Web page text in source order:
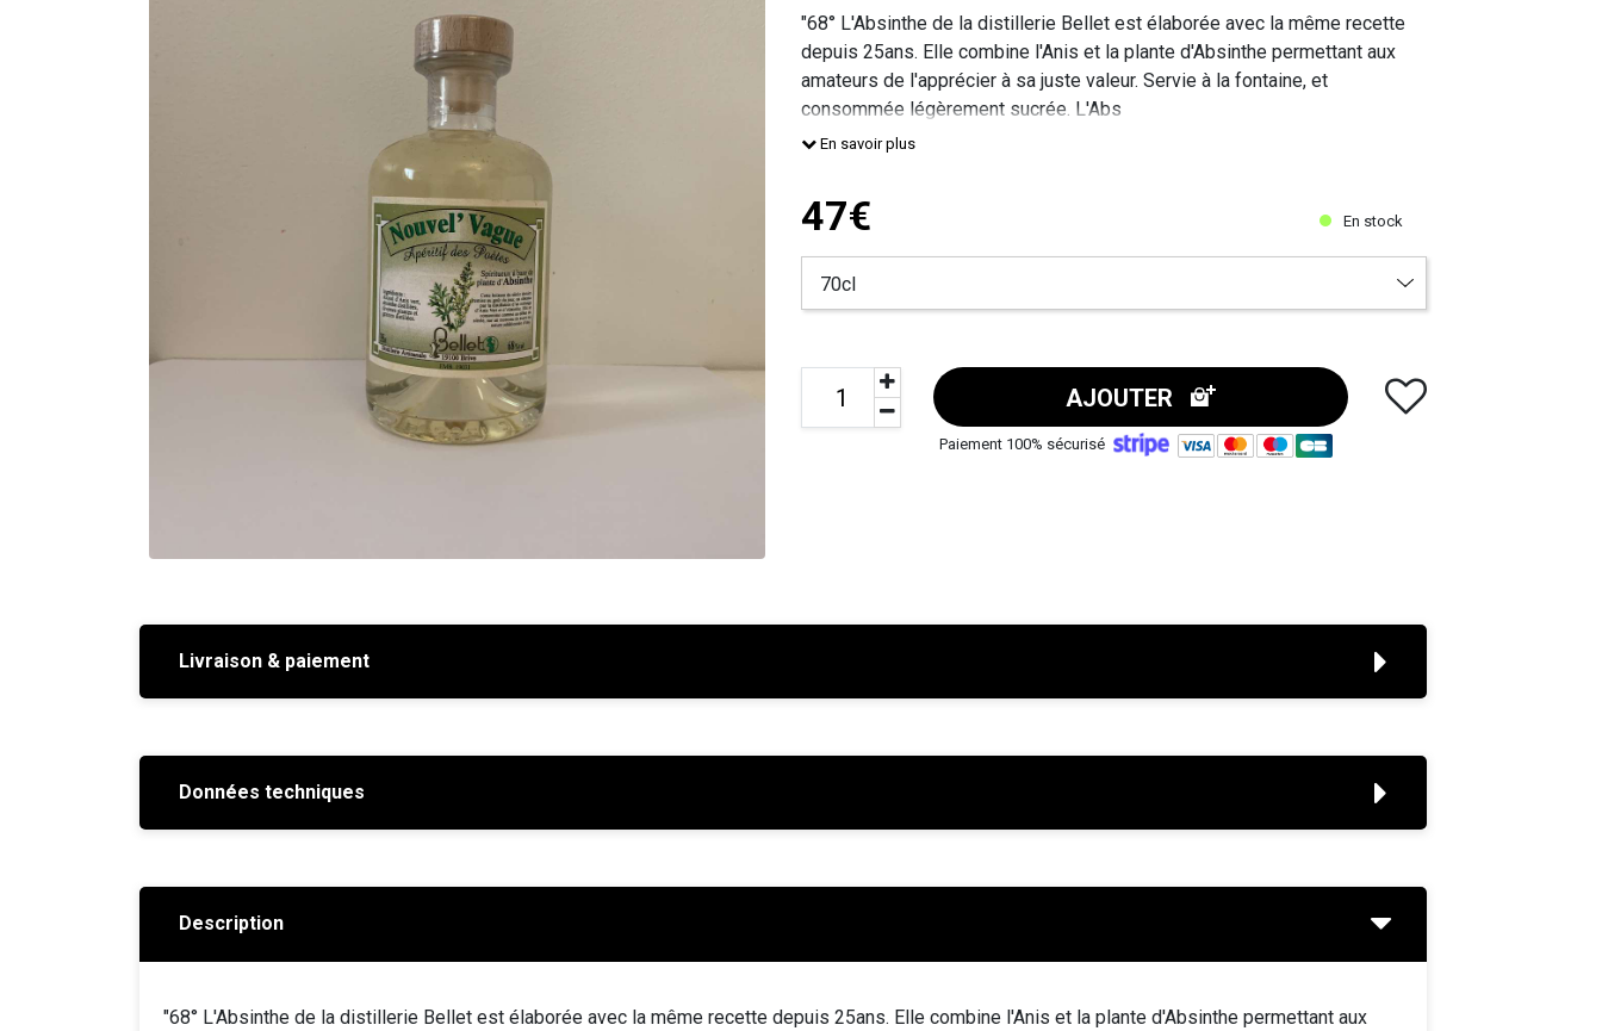
"68° L'Absinthe de la distillerie Bellet est élaborée avec la même recette
depuis 25ans. Elle combine l'Anis et la plante d'Absinthe permettant aux
amateurs de l'apprécier à sa juste valeur. Servie à la fontaine, et
consommée légèrement sucrée. L'Abs
En savoir plus
47€ En stock
AJOUTER
Paiement 100% sécurisé
Livraison & paiement
Données techniques
Description
"68° L'Absinthe de la distillerie Bellet est élaborée avec la même recette depuis 25ans. Elle combine l'Anis et la plante d'Absinthe permettant aux